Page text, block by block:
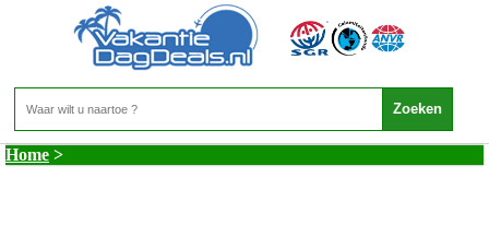
Home >